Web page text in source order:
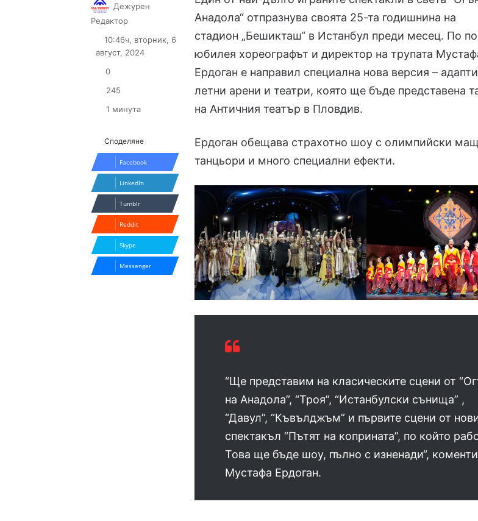
Анадола“ отпразнува своята 25-та годишнина на
стадион „Бешикташ“ в Истанбул преди месец. По
юбилея хореографът и директор на трупата
Ердоган е направил специална нова версия –
летни арени и театри, която ще бъде представена
на Античния театър в Пловдив.
Ердоган обещава страхотно шоу с олимпийски
танцьори и много специални ефекти.
“Ще представим на класическите сцени от
на Анадола”, “Троя”, “Истанбулски сънища” ,
“Давул”, “Къвълджъм” и първите сцени от
спектакъл “Пътят на коприната”, по който
Това ще бъде шоу, пълно с изненади“,
Мустафа Ердоган.
Дежурен
Редактор
X email
10:46ч, вторник, 6
август, 2024
0
245
1 минута
Споделяне
Facebook
LinkedIn
Tumblr
Reddit
Skype
Messenger